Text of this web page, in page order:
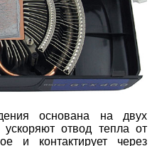
основана на двух
ускоряют отвод тепла от
и контактирует через